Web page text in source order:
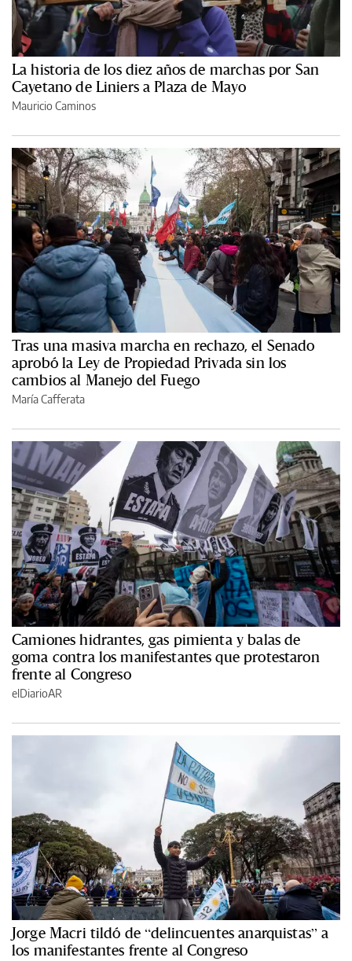
La historia de los diez años de marchas por San
Cayetano de Liniers a Plaza de Mayo
Mauricio Caminos
Tras una masiva marcha en rechazo, el Senado
aprobó la Ley de Propiedad Privada sin los
cambios al Manejo del Fuego
María Cafferata
Camiones hidrantes, gas pimienta y balas de
goma contra los manifestantes que protestaron
frente al Congreso
elDiarioAR
Jorge Macri tildó de “delincuentes anarquistas” a
los manifestantes frente al Congreso